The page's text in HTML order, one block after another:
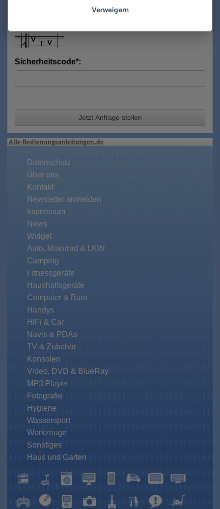
Sicherheitscode*:
Jetzt Anfrage stellen
Datenschutz
Über uns
Kontakt
Newsletter anmelden
Impressum
News
Widget
Auto, Motorrad & LKW
Camping
Fitnessgeräte
Haushaltsgeräte
Computer & Büro
Handys
HiFi & Car
Navis & PDAs
TV & Zubehör
Konsolen
Video, DVD & BlueRay
MP3 Player
Fotografie
Hygiene
Wassersport
Werkzeuge
Sonstiges
Haus und Garten
Verweigern